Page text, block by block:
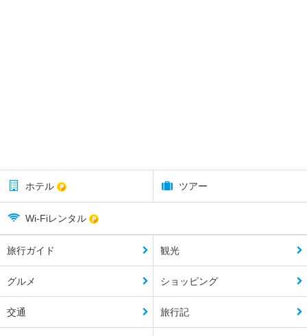
ホテル ツアー
Wi-Fiレンタル
旅行ガイド 観光
グルメ ショッピング
交通 旅行記